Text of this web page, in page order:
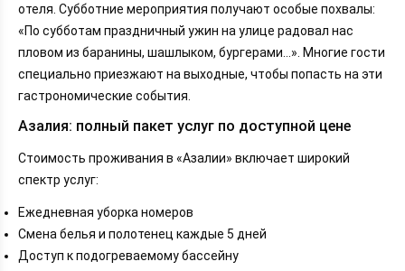
отеля. Субботние мероприятия получают особые похвалы:
«По субботам праздничный ужин на улице радовал нас
пловом из баранины, шашлыком, бургерами...». Многие гости
специально приезжают на выходные, чтобы попасть на эти
гастрономические события.
Азалия: полный пакет услуг по доступной цене
Стоимость проживания в «Азалии» включает широкий
спектр услуг:
Ежедневная уборка номеров
Смена белья и полотенец каждые 5 дней
Доступ к подогреваемому бассейну